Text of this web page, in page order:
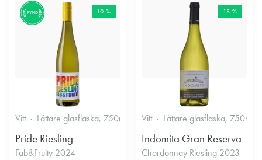
FYND 10 %
Vitt Lättare glasflaska, 750ml 12% Friskt & Fruktigt
Pride Riesling
Fab&Fruity 2024
18 %
Vitt Lättare glasflaska, 750ml
Indomita Gran Reserva
Chardonnay Riesling 2023